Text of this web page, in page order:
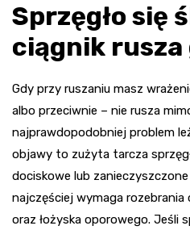
Sprzęgło się
ciągnik rusza
Gdy przy ruszaniu masz
albo przeciwnie – nie rusza
najprawdopodobniej problem
objawy to zużyta tarcza
dociskowe lub zanieczyszczone
najczęściej wymaga
oraz łożyska oporowego. Jeśli